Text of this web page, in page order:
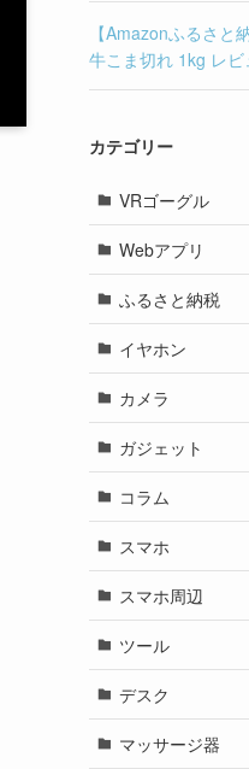
【Amazonふるさと
牛こま切れ 1kg レ
カテゴリー
VRゴーグル
Webアプリ
ふるさと納税
イヤホン
カメラ
ガジェット
コラム
スマホ
スマホ周辺
ツール
デスク
マッサージ器